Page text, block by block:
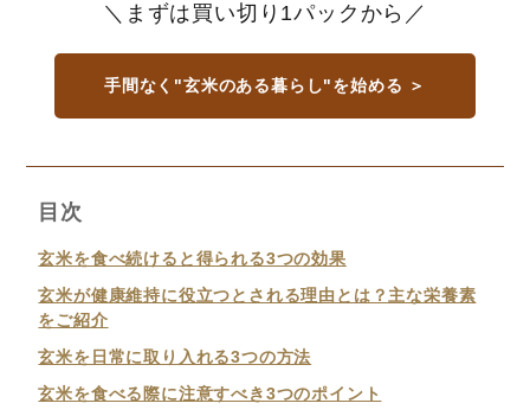
＼まずは買い切り1パックから／
手間なく"玄米のある暮らし"を始める ＞
目次
玄米を食べ続けると得られる3つの効果
玄米が健康維持に役立つとされる理由とは？主な栄養素
をご紹介
玄米を日常に取り入れる3つの方法
玄米を食べる際に注意すべき3つのポイント